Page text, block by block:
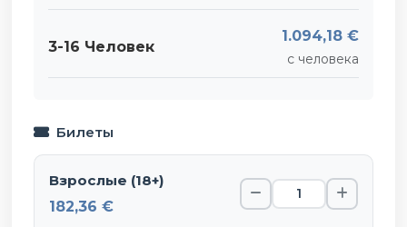
3-16 Человек
1.094,18 €
с человека
Билеты
Взрослые (18+)
182,36 €